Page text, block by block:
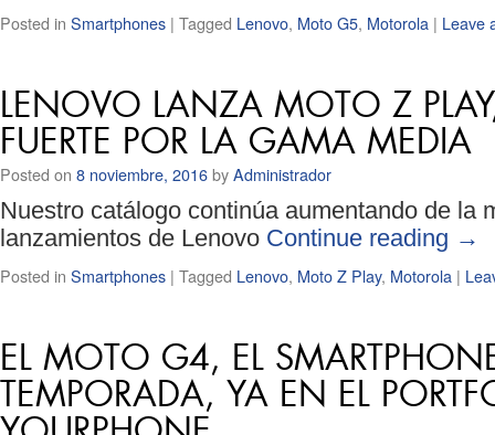
Posted in Smartphones | Tagged Lenovo, Moto G5, Motorola | Leave
LENOVO LANZA MOTO Z
FUERTE POR LA GAMA MEDIA
Posted on 8 noviembre, 2016byAdministrador
Nuestro catálogo continúa aumentando de la
lanzamientos de Lenovo Continue reading →
Posted in Smartphones | Tagged Lenovo, Moto Z Play, Motorola |
EL MOTO G4, EL
TEMPORADA, YA EN EL